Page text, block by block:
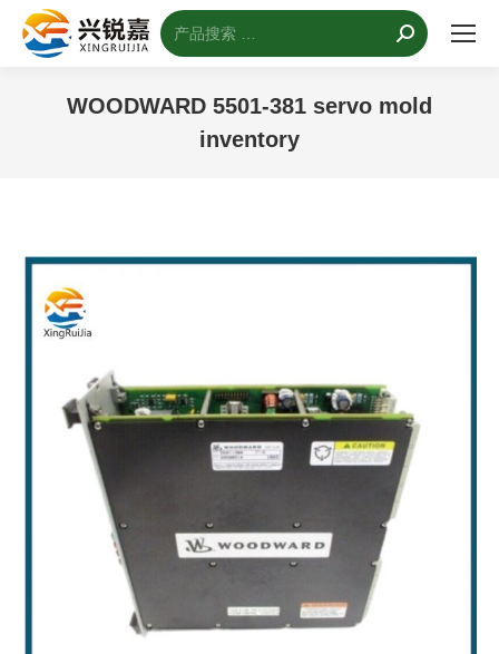
搜
索：
WOODWARD 5501-381 servo mold
inventory